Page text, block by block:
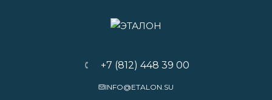
+7 (812) 448 39 00
INFO@ETALON.SU